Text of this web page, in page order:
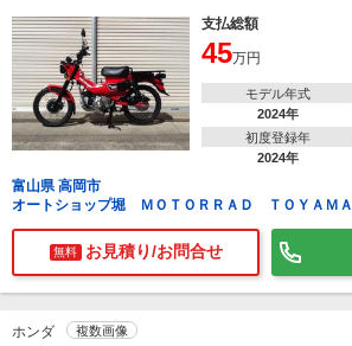
支払総額
45万円
モデル年式
2024年
初度登録年
2024年
富山県 高岡市
オートショップ堀 ＭＯＴＯＲＲＡＤ ＴＯＹＡＭＡ
無料 お見積り/お問合せ
ホンダ 複数画像